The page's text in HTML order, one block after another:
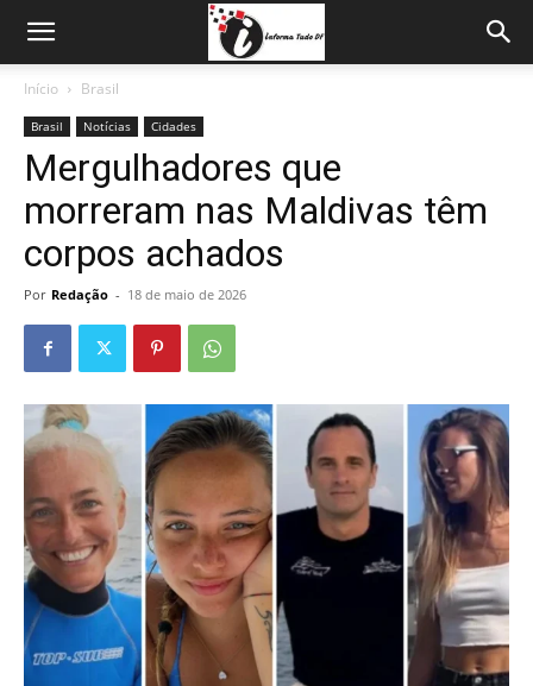
Início Brasil
Brasil Notícias Cidades
Mergulhadores que
morreram nas Maldivas têm
corpos achados
Por Redação - 18 de maio de 2026